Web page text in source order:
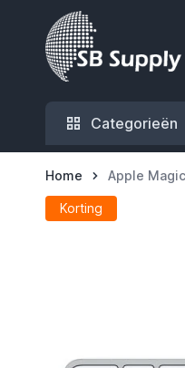
Ga naar de inhoud
Categorieën
Home Apple
Korting